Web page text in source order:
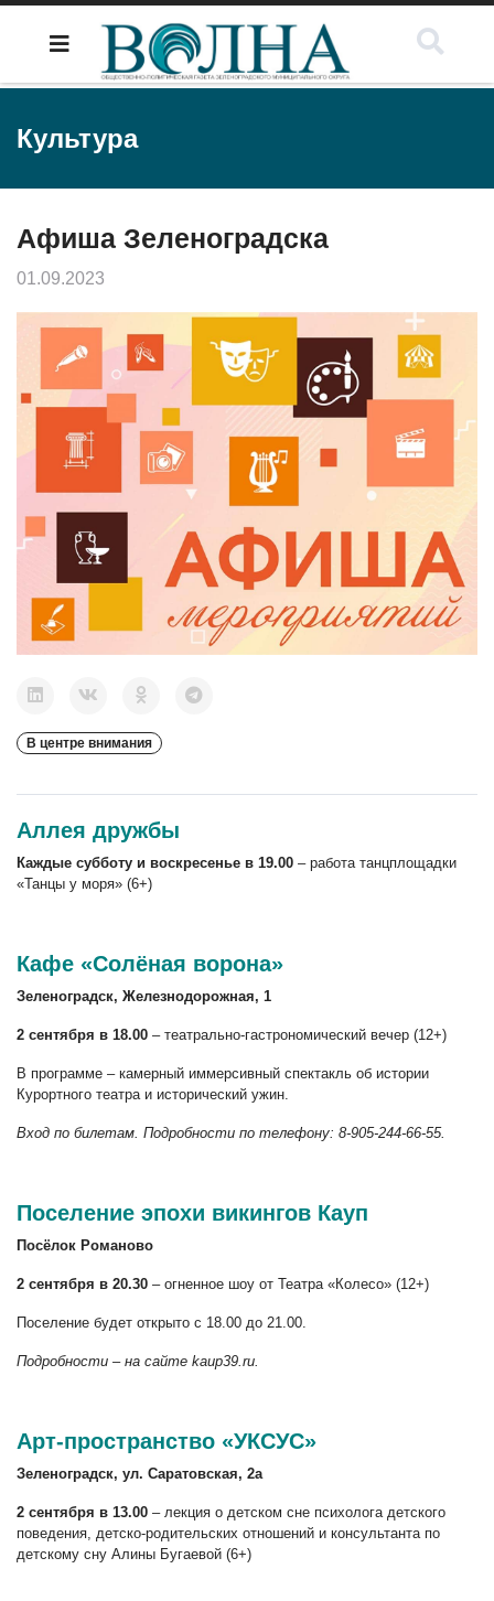
Культура
Афиша Зеленоградска
01.09.2023
В центре внимания
Аллея дружбы
Каждые субботу и воскресенье в 19.00 – работа танцплощадки
«Танцы у моря» (6+)
Кафе «Солёная ворона»
Зеленоградск, Железнодорожная, 1
2 сентября в 18.00 – театрально-гастрономический вечер (12+)
В программе – камерный иммерсивный спектакль об истории
Курортного театра и исторический ужин.
Вход по билетам. Подробности по телефону: 8-905-244-66-55.
Поселение эпохи викингов Кауп
Посёлок Романово
2 сентября в 20.30 – огненное шоу от Театра «Колесо» (12+)
Поселение будет открыто с 18.00 до 21.00.
Подробности – на сайте kaup39.ru.
Арт-пространство «УКСУС»
Зеленоградск, ул. Саратовская, 2а
2 сентября в 13.00 – лекция о детском сне психолога детского
поведения, детско-родительских отношений и консультанта по
детскому сну Алины Бугаевой (6+)